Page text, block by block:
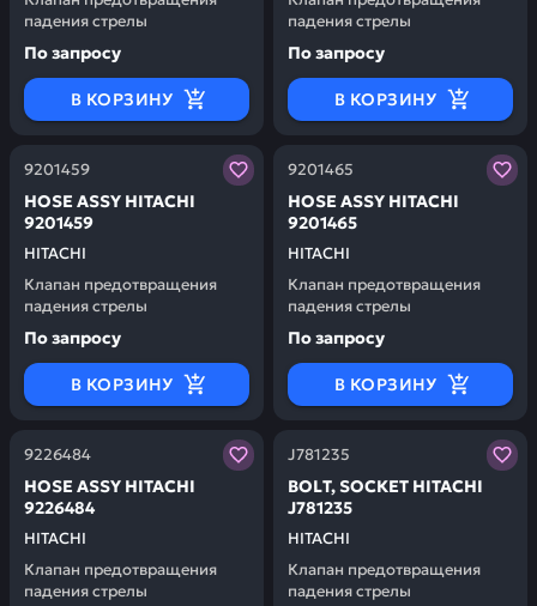
падения стрелы
По запросу
В КОРЗИНУ
падения стрелы
По запросу
В КОРЗИНУ
9201459
HITACHI
НОSЕ АSSY HITACHI
9201459
Клапан предотвращения
падения стрелы
Заказывая запчасти у нас, вы получаете гарантию
По запросу
В КОРЗИНУ
9201465
HITACHI
НОSЕ АSSY HITACHI
9201465
Клапан предотвращения
падения стрелы
Заказывая запчасти у
По запросу
В КОРЗИНУ
9226484
HITACHI
НОSЕ АSSY HITACHI
9226484
Клапан предотвращения
падения стрелы
Заказывая запчасти у нас, вы получаете гарантию
J781235
HITACHI
ВОLТ, SОСКЕТ HITACHI
J781235
Клапан предотвращения
падения стрелы
Заказывая запчасти у